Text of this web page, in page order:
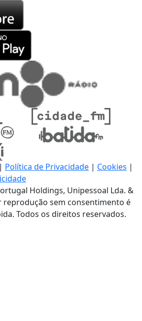
| Política de Privacidade | Cookies |
Holdings, Unipessoal Lda. &
reprodução sem consentimento é
Todos os direitos reservados.